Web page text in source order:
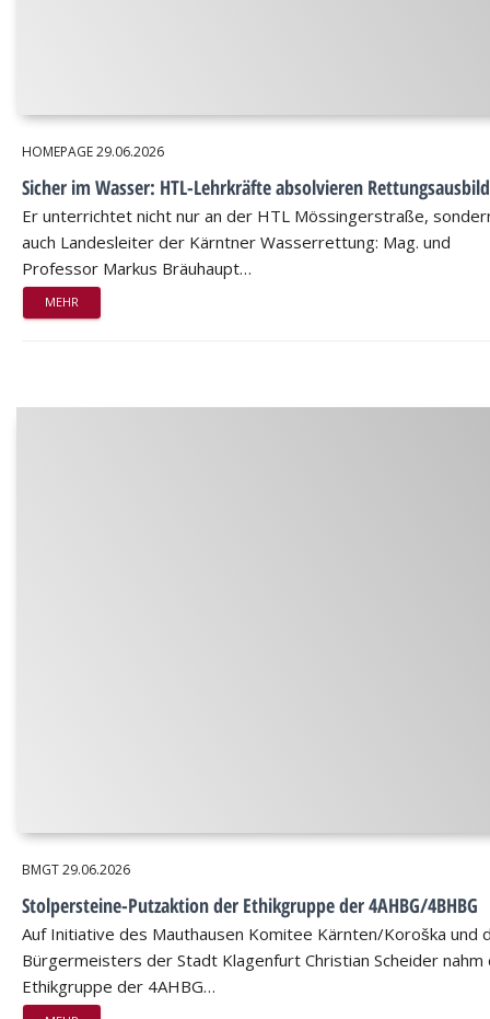
HOMEPAGE29.06.2026
Sicher im Wasser: HTL-Lehrkräfte absolvieren
Er unterrichtet nicht nur an der HTL Mössingerstraße,
auch Landesleiter der Kärntner Wasserrettung: Mag. und
Professor Markus Bräuhaupt…
MEHR
BMGT29.06.2026
Stolpersteine-Putzaktion der Ethikgruppe der 4AHBG/4BHBG
Auf Initiative des Mauthausen Komitee Kärnten/Koroška und
Bürgermeisters der Stadt Klagenfurt Christian Scheider nahm
Ethikgruppe der 4AHBG…